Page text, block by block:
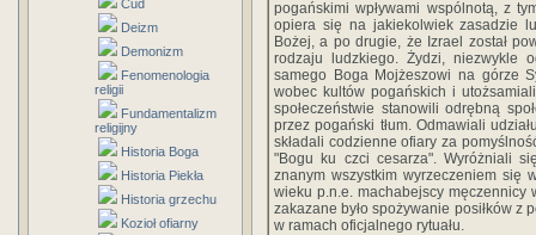
Cud
Deizm
Demonizm
Fenomenologia
religii
Fundamentalizm
religijny
Historia Boga
Historia Piekła
Historia grzechu
Kozioł ofiarny
pogańskimi wpływami wspólnotą, z
opiera się na jakiekolwiek zasadzie
Bożej, a po drugie, że Izrael został
rodzaju ludzkiego. Żydzi, niezwykle
samego Boga Mojżeszowi na górze
wobec kultów pogańskich i
społeczeństwie stanowili odrębną
przez pogański tłum. Odmawiali
składali codzienne ofiary za
"Bogu ku czci cesarza". Wyróżniali
znanym wszystkim wyrzeczeniem się
wieku p.n.e. machabejscy
zakazane było spożywanie posiłków
w ramach oficjalnego rytuału.